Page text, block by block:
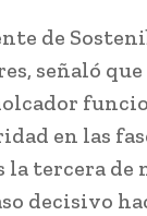
de
señaló
en las
la tercera
decisivo